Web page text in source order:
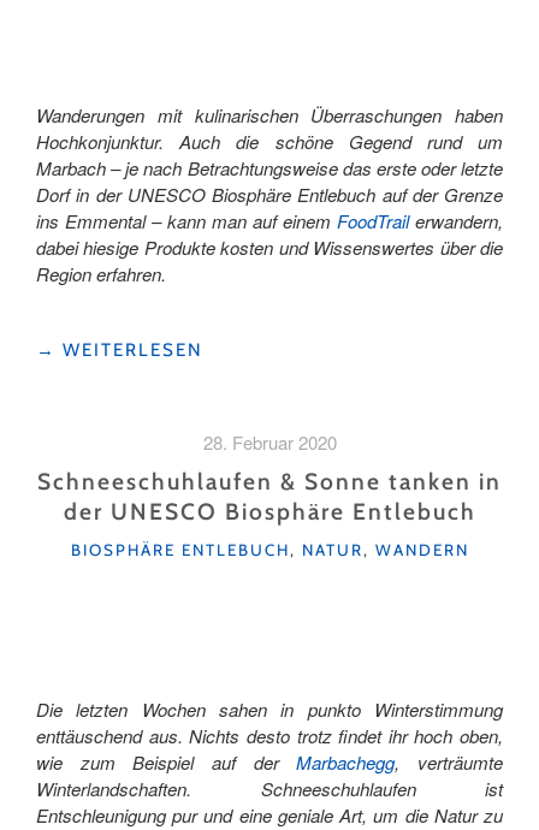
Wanderungen mit kulinarischen Überraschungen haben
Hochkonjunktur. Auch die schöne Gegend rund um
Marbach – je nach Betrachtungsweise das erste oder letzte
Dorf in der UNESCO Biosphäre Entlebuch auf der Grenze
ins Emmental – kann man auf einem FoodTrailerwandern,
dabei hiesige Produkte kosten und Wissenswertes über die
Region erfahren.
"FOODTRAIL
LUST
UND
GENUSS"
→ WEITERLESEN
28. Februar 2020
Schneeschuhlaufen & Sonne tanken in
der UNESCO Biosphäre Entlebuch
KATEGORIEN
BIOSPHÄRE ENTLEBUCH, NATUR, WANDERN
Die letzten Wochen sahen in punkto Winterstimmung
enttäuschend aus. Nichts desto trotz findet ihr hoch oben,
wie zum Beispiel auf derMarbachegg, verträumte
Winterlandschaften. Schneeschuhlaufen ist
Entschleunigung pur und eine geniale Art, um die Natur zu